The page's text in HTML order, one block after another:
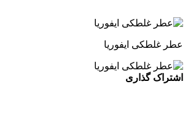
عطر غلطکی ایفوریا
اشتراک گذاری